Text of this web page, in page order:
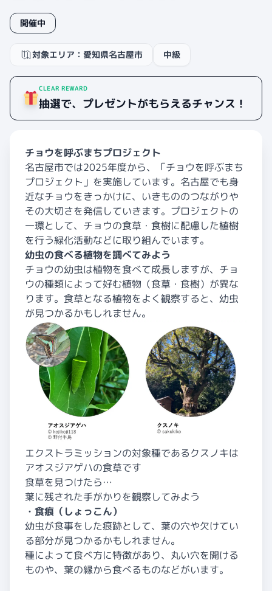
開催中
対象エリア：愛知県名古屋市 中級
CLEAR REWARD
抽選で、プレゼントがもらえるチャンス！
チョウを呼ぶまちプロジェクト
名古屋市では2025年度から、「チョウを呼ぶまち
プロジェクト」を実施しています。名古屋でも身
近なチョウをきっかけに、いきもののつながりや
その大切さを発信していきます。プロジェクトの
一環として、チョウの食草・食樹に配慮した植樹
を行う緑化活動などに取り組んでいます。
幼虫の食べる植物を調べてみよう
チョウの幼虫は植物を食べて成長しますが、チョ
ウの種類によって好む植物（食草・食樹）が異な
ります。食草となる植物をよく観察すると、幼虫
が見つかるかもしれません。
エクストラミッションの対象種であるクスノキは
アオスジアゲハの食草です
食草を見つけたら…
葉に残された手がかりを観察してみよう
・食痕（しょっこん）
幼虫が食事をした痕跡として、葉の穴や欠けてい
る部分が見つかるかもしれません。
種によって食べ方に特徴があり、丸い穴を開ける
ものや、葉の縁から食べるものなどがいます。